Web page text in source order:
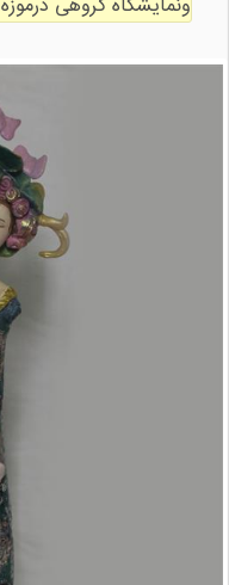
ونمایشگاه گروهی